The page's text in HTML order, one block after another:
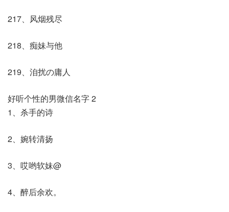
217、风烟残尽
218、痴妹与他
219、洎扰の庸人
好听个性的男微信名字 2
1、杀手的诗
2、婉转清扬
3、哎哟软妹@
4、醉后余欢。